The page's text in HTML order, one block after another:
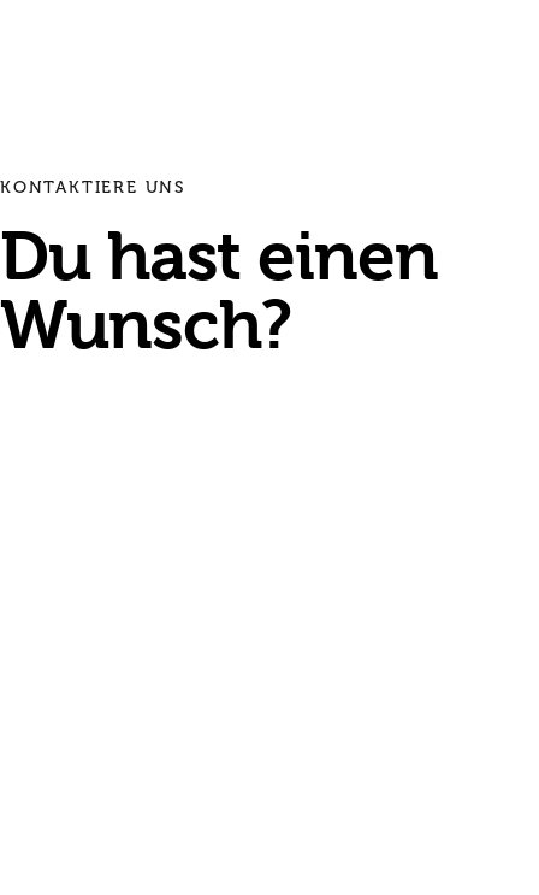
KONTAKTIERE UNS
Du hast einen
Wunsch?